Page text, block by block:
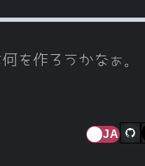
を作ろうかなぁ。
JA